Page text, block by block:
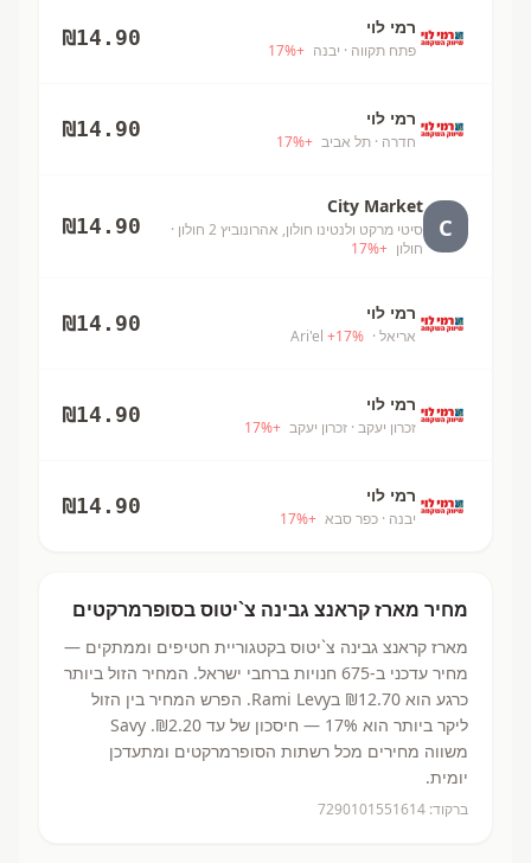
רמי לוי
פתח תקווה · יבנה +
17%
₪14.90
רמי לוי
חדרה · תל אביב +
17%
₪14.90
C
City Market
סיטי מרקט ולנטינו חולון, אהרונוביץ 2 חולון
·
חולון +
17%
₪14.90
רמי לוי
אריאל · Ari'el
+17%
₪14.90
רמי לוי
זכרון יעקב · זכרון יעקב +
17%
₪14.90
רמי לוי
יבנה · כפר סבא +
17%
₪14.90
מחיר מארז קראנצ גבינה צ`יטוס בסופרמרקטים
מארז קראנצ גבינה צ`יטוס בקטגוריית חטיפים וממתקים —
מחיר עדכני ב-675 חנויות ברחבי ישראל. המחיר הזול ביותר
כרגע הוא ₪12.70
בRami Levy.
הפרש המחיר בין הזול
ליקר ביותר הוא 17% — חיסכון של עד ₪2.20.
Savy
משווה מחירים מכל רשתות הסופרמרקטים ומתעדכן
יומית.
ברקוד: 7290101551614